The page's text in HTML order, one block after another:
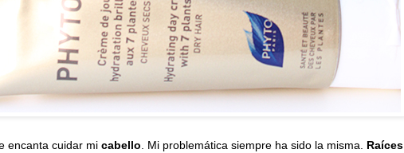
encanta cuidar mi cabello . Mi problemática siempre ha sido la misma. Raíces